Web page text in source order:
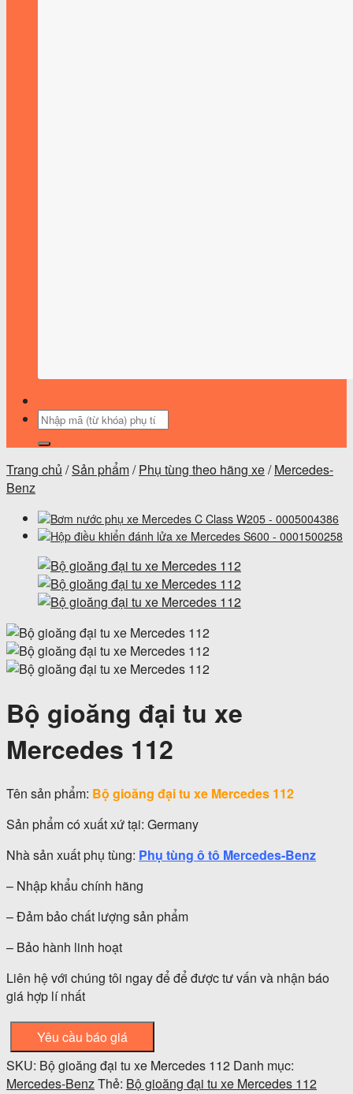
Tìm
Trang chủ /Sản phẩm/ Phụ tùng theo hãng xe/ Mercedes-
Benz
Bộ gioăng đại tu xe
Mercedes 112
Tên sản phẩm: Bộ gioăng đại tu xe Mercedes 112
Sản phẩm có xuất xứ tại: Germany
Nhà sản xuất phụ tùng: Phụ tùng ô tô Mercedes-Benz
– Nhập khẩu chính hãng
– Đảm bảo chất lượng sản phẩm
– Bảo hành linh hoạt
Liên hệ với chúng tôi ngay để để được tư vấn và nhận báo
giá hợp lí nhất
Yêu cầu báo giá
SKU: Bộ gioăng đại tu xe Mercedes 112 Danh mục:
Mercedes-BenzThẻ: Bộ gioăng đại tu xe Mercedes 112